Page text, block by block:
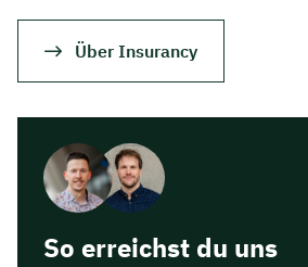
Über Insurancy
So erreichst du uns